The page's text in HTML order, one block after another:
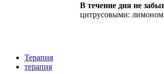
В течение дня не
цитрусовыми:
Терапия
терапия